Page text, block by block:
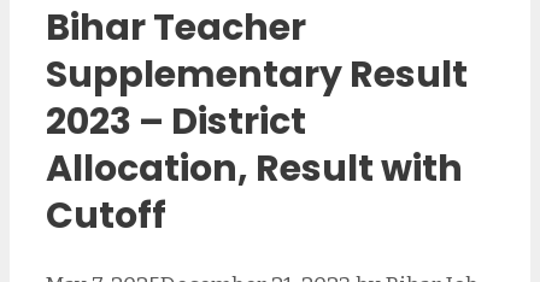
Bihar Teacher
Supplementary Result
2023 – District
Allocation, Result with
Cutoff